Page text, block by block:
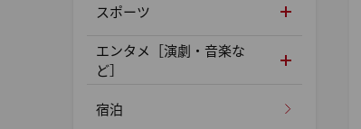
スポーツ
エンタメ［演劇・音楽な
ど］
宿泊